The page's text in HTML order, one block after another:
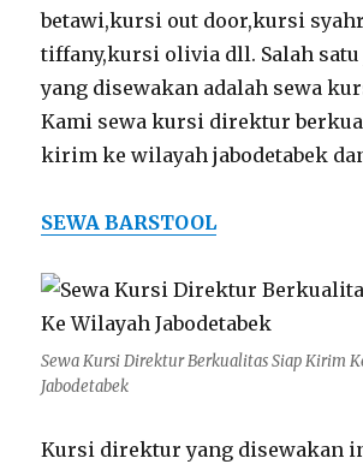
betawi,kursi out door,kursi
tiffany,kursi olivia dll. Salah
yang disewakan adalah sewa
Kami sewa kursi direktur
kirim ke wilayah jabodetabek
SEWA BARSTOOL
Sewa Kursi Direktur Berkualitas Siap Kirim
Jabodetabek
Kursi direktur yang disewakan